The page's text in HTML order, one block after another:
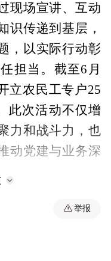
现场宣讲、互动
识传递到基层，
，以实际行动彰
担当。截至6月
立农民工专户25
此次活动不仅增
力和战斗力，也
动党建与业务深
行将积极开展金
举报